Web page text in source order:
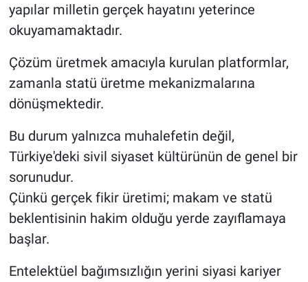
yapılar milletin gerçek hayatını yeterince
okuyamamaktadır.
Çözüm üretmek amacıyla kurulan platformlar,
zamanla statü üretme mekanizmalarına
dönüşmektedir.
Bu durum yalnızca muhalefetin değil,
Türkiye'deki sivil siyaset kültürünün de genel bir
sorunudur.
Çünkü gerçek fikir üretimi; makam ve statü
beklentisinin hakim olduğu yerde zayıflamaya
başlar.
Entelektüel bağımsızlığın yerini siyasi kariyer